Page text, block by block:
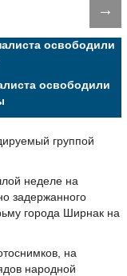
→
освободили
группой
неделе на
задержанного
города Ширнак на
на
народной